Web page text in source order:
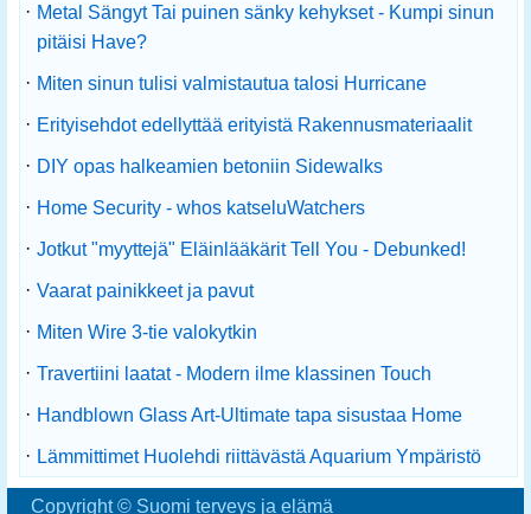
· Metal Sängyt Tai puinen sänky kehykset - Kumpi sinun
pitäisi Have?
· Miten sinun tulisi valmistautua talosi Hurricane
· Erityisehdot edellyttää erityistä Rakennusmateriaalit
· DIY opas halkeamien betoniin Sidewalks
· Home Security - whos katseluWatchers
· Jotkut "myyttejä" Eläinlääkärit Tell You - Debunked!
· Vaarat painikkeet ja pavut
· Miten Wire 3-tie valokytkin
· Travertiini laatat - Modern ilme klassinen Touch
· Handblown Glass Art-Ultimate tapa sisustaa Home
· Lämmittimet Huolehdi riittävästä Aquarium Ympäristö
Copyright © Suomi terveys ja elämä